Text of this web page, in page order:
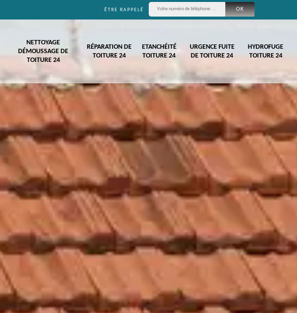
ÊTRE RAPPELÉ
NETTOYAGE
DÉMOUSSAGE DE
TOITURE 24
RÉPARATION DE
TOITURE 24
ETANCHÉITÉ
TOITURE 24
URGENCE FUITE
DE TOITURE 24
HYDROFUGE
TOITURE 24